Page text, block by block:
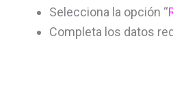
Selecciona la opción “
Completa los datos